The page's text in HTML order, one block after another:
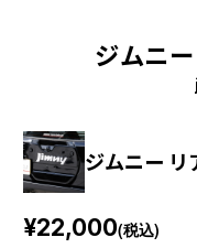
ジムニ
ジムニー リ
¥22,000(税込)